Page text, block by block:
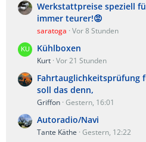
Werkstattpreise speziell
immer teurer!😡
saratoga Vor 8 Stunden
Kühlboxen
Kurt Vor 21 Stunden
Fahrtauglichkeitsprüfung
soll das denn,
Griffon Gestern, 16:01
Autoradio/Navi
Tante Käthe Gestern, 12:22